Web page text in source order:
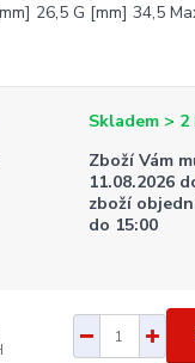
26,5 G [mm] 34,5
Skladem > 2
Zboží Vám
11.08.2026
zboží
do 15:00